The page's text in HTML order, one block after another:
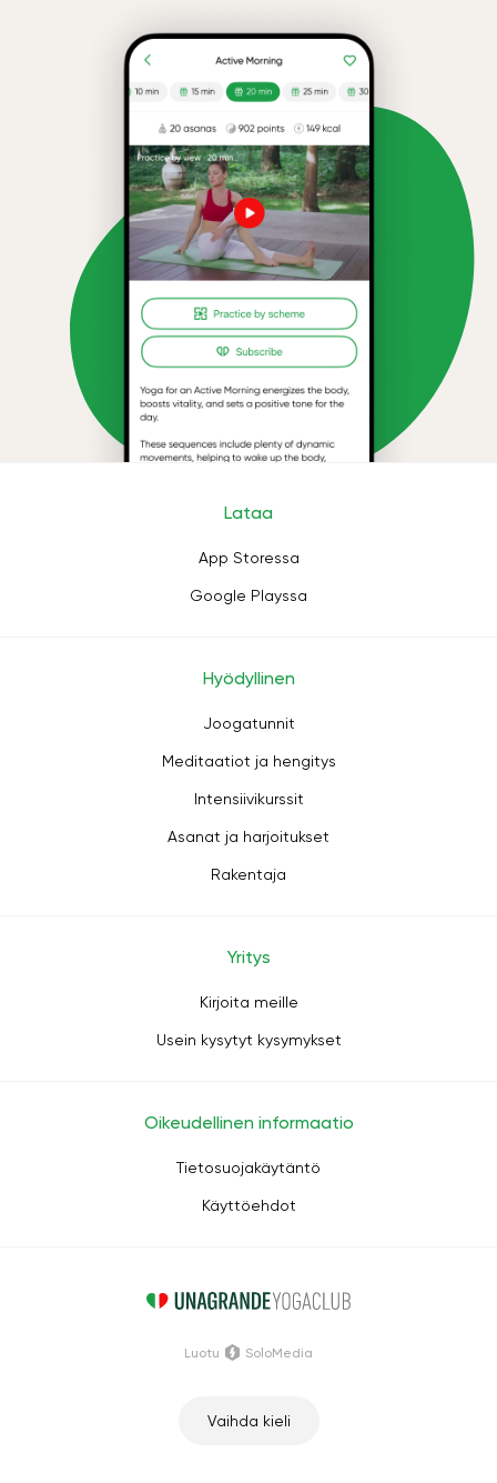
Lataa
App Storessa
Google Playssa
Hyödyllinen
Joogatunnit
Meditaatiot ja hengitys
Intensiivikurssit
Asanat ja harjoitukset
Rakentaja
Yritys
Kirjoita meille
Usein kysytyt kysymykset
Oikeudellinen informaatio
Tietosuojakäytäntö
Käyttöehdot
Vaihda kieli
Luotu SoloMedia